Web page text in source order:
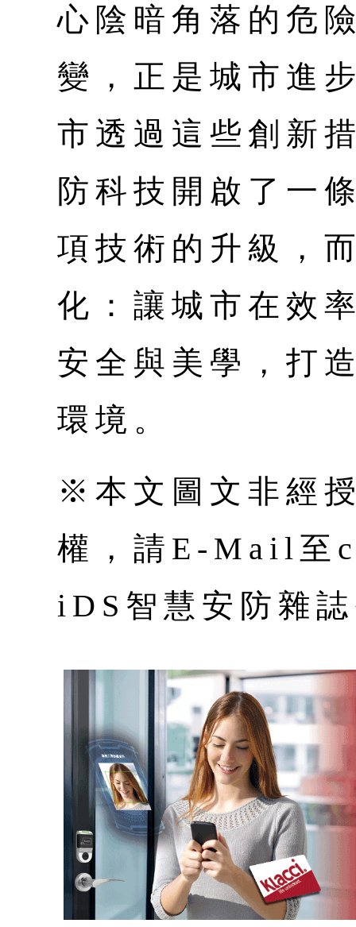
心陰暗角落的危
變，正是城市進
市透過這些創新
防科技開啟了一
項技術的升級，
化：讓城市在效
安全與美學，打
環境。
※本文圖文非經
權，請E-Mail至
iDS智慧安防雜